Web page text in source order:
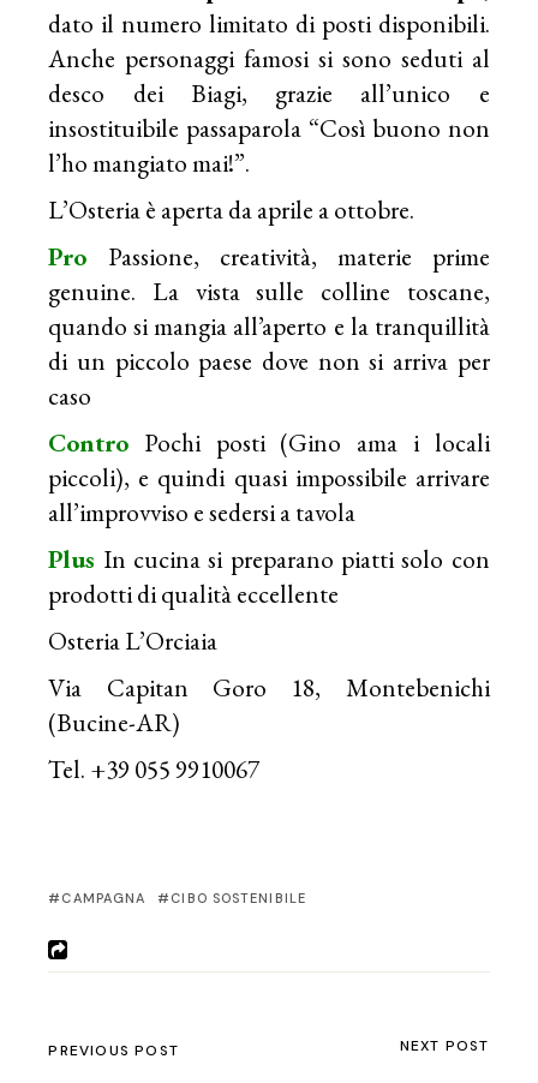
dato il numero limitato di posti disponibili.
Anche personaggi famosi si sono seduti al
desco dei Biagi, grazie all’unico e
insostituibile passaparola “Così buono non
l’ho mangiato mai!”.
L’Osteria è aperta da aprile a ottobre.
Pro Passione, creatività, materie prime
genuine. La vista sulle colline toscane,
quando si mangia all’aperto e la tranquillità
di un piccolo paese dove non si arriva per
caso
Contro Pochi posti (Gino ama i locali
piccoli), e quindi quasi impossibile arrivare
all’improvviso e sedersi a tavola
Plus In cucina si preparano piatti solo con
prodotti di qualità eccellente
Osteria L’Orciaia
Via Capitan Goro 18, Montebenichi
(Bucine-AR)
Tel. +39 055 9910067
CAMPAGNA CIBO SOSTENIBILE
PREVIOUS POST NEXT POST